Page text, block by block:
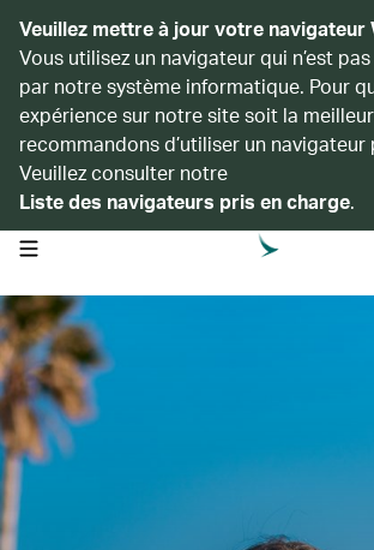
Veuillez mettre à jour votre navigateur
Vous utilisez un navigateur qui n’est
par notre système informatique. Pour
expérience sur notre site soit la
recommandons d’utiliser un navigateur
Veuillez consulter notre
Liste des navigateurs pris en charge.
open navigation menu